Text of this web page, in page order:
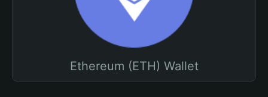
Ethereum (ETH) Wallet